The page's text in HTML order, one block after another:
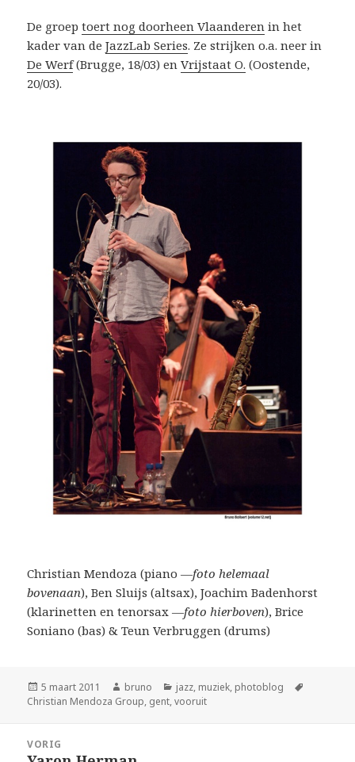
De groeptoert nog doorheen Vlaanderen in het
kader van deJazzLab Series. Ze strijken o.a. neer in
De Werf(Brugge, 18/03) enVrijstaat O. (Oostende,
20/03).
Christian Mendoza (piano —foto helemaal
bovenaan), Ben Sluijs (altsax), Joachim Badenhorst
(klarinetten en tenorsax —foto hierboven), Brice
Soniano (bas) & Teun Verbruggen (drums)
Geplaatst
op
5 maart 2011 Auteur
bruno Categorieën
jazz, muziek, photoblog
Christian Mendoza Group, gent,vooruit
navigatie
VORIG